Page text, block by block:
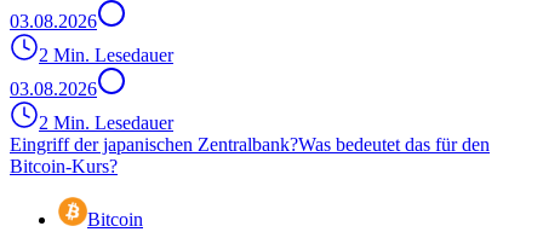
03.08.2026
2 Min. Lesedauer
03.08.2026
2 Min. Lesedauer
Eingriff der japanischen Zentralbank?Was bedeutet das für den
Bitcoin-Kurs?
Bitcoin